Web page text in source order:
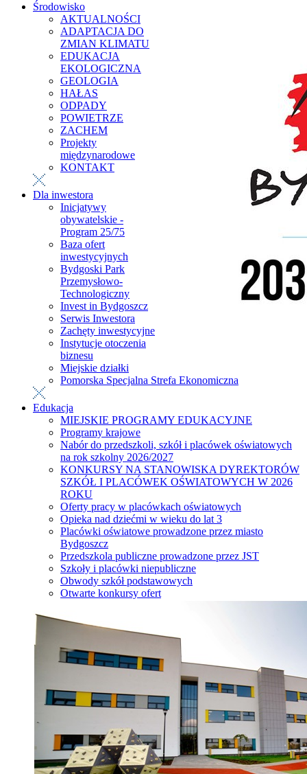
Środowisko
AKTUALNOŚCI
ADAPTACJA DO
ZMIAN KLIMATU
EDUKACJA
EKOLOGICZNA
GEOLOGIA
HAŁAS
ODPADY
POWIETRZE
ZACHEM
Projekty
międzynarodowe
KONTAKT
Dla inwestora
Inicjatywy
obywatelskie -
Program 25/75
Baza ofert
inwestycyjnych
Bydgoski Park
Przemysłowo-
Technologiczny
Invest in Bydgoszcz
Serwis Inwestora
Zachęty inwestycyjne
Instytucje otoczenia
biznesu
Miejskie działki
Pomorska Specjalna Strefa Ekonomiczna
Edukacja
MIEJSKIE PROGRAMY EDUKACYJNE
Programy krajowe
Nabór do przedszkoli, szkół i placówek oświatowych
na rok szkolny 2026/2027
KONKURSY NA STANOWISKA DYREKTORÓW
SZKÓŁ I PLACÓWEK OŚWIATOWYCH W 2026
ROKU
Oferty pracy w placówkach oświatowych
Opieka nad dziećmi w wieku do lat 3
Placówki oświatowe prowadzone przez miasto
Bydgoszcz
Przedszkola publiczne prowadzone przez JST
Szkoły i placówki niepubliczne
Obwody szkół podstawowych
Otwarte konkursy ofert